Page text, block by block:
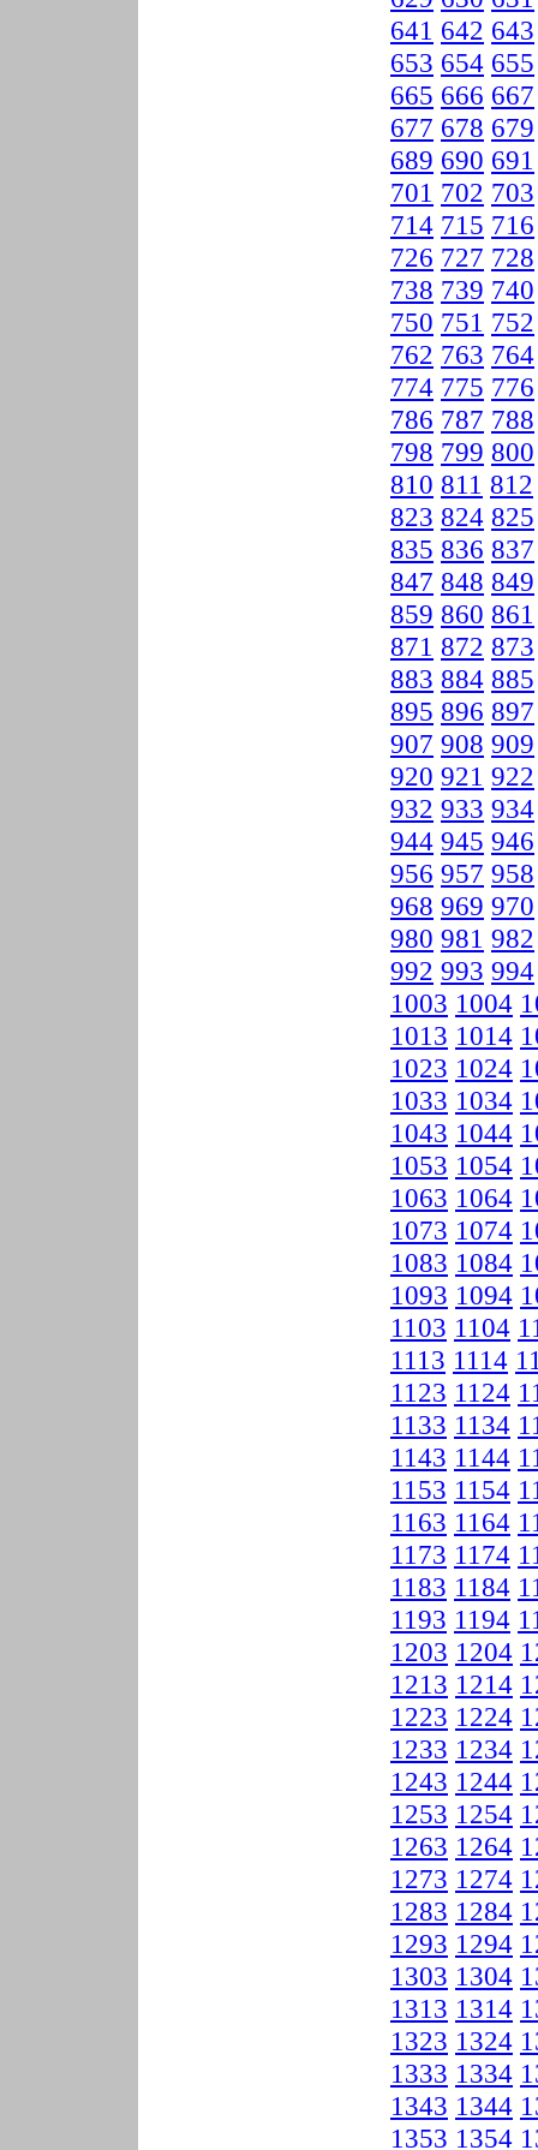
641 642 643
653 654 655
665 666 667
677 678 679
689 690 691
701 702 703
714 715 716
726 727 728
738 739 740
750 751 752
762 763 764
774 775 776
786 787 788
798 799 800
810 811 812
823 824 825
835 836 837
847 848 849
859 860 861
871 872 873
883 884 885
895 896 897
907 908 909
920 921 922
932 933 934
944 945 946
956 957 958
968 969 970
980 981 982
992 993 994
1003 1004
1013 1014
1023 1024
1033 1034
1043 1044
1053 1054
1063 1064
1073 1074
1083 1084
1093 1094
1103 1104
1113 1114
1123 1124
1133 1134
1143 1144
1153 1154
1163 1164
1173 1174
1183 1184
1193 1194
1203 1204
1213 1214
1223 1224
1233 1234
1243 1244
1253 1254
1263 1264
1273 1274
1283 1284
1293 1294
1303 1304
1313 1314
1323 1324
1333 1334
1343 1344
1353 1354